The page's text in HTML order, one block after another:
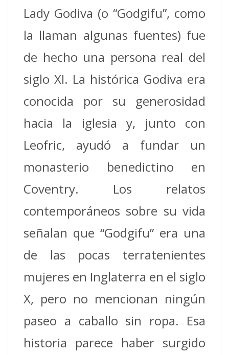
Lady Godiva (o “Godgifu”, como
la llaman algunas fuentes) fue
de hecho una persona real del
siglo XI. La histórica Godiva era
conocida por su generosidad
hacia la iglesia y, junto con
Leofric, ayudó a fundar un
monasterio benedictino en
Coventry.
Los relatos
contemporáneos sobre su vida
señalan que “Godgifu” era una
de las pocas terratenientes
mujeres en Inglaterra en el siglo
X, pero no mencionan ningún
paseo a caballo sin ropa. Esa
historia parece haber surgido